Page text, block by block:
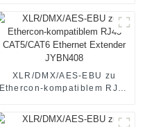
XLR/DMX/AES-EBU zu
Ethercon-kompatiblem RJ45
Extender JYBN408